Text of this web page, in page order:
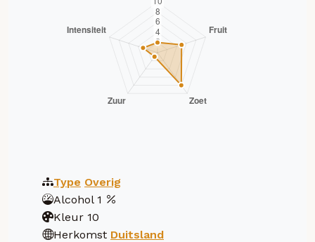
Type Overig
Alcohol 1
Kleur 10
Herkomst Duitsland